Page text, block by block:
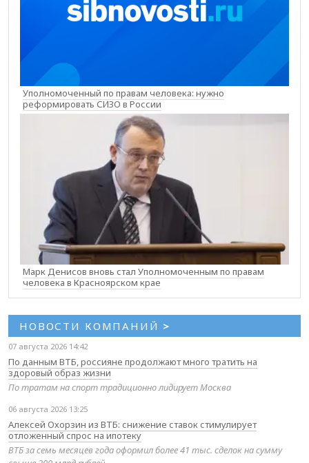
Уполномоченный по правам человека: нужно
реформировать СИЗО в России
Марк Денисов вновь стал Уполномоченным по правам
человека в Красноярском крае
НОВОСТИ КОМПАНИЙ >
07 августа 2026 14:42
По данным ВТБ, россияне продолжают много тратить на
здоровый образ жизни
По тратам на спорт традиционно лидирует Москва
06 августа 2026 13:25
Алексей Охорзин из ВТБ: снижение ставок стимулирует
отложенный спрос на ипотеку
ВТБ за семь месяцев года оформил более 41 тыс. сделок на сумму